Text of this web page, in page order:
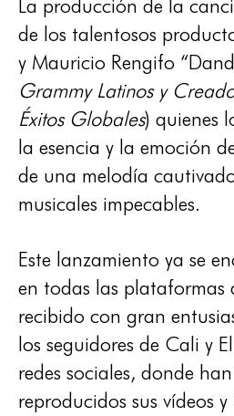
La producción de la
de los talentosos
y Mauricio Rengifo
Grammy Latinos y
Éxitos Globales) quienes
la esencia y la emoción
de una melodía
musicales impecables.
Este lanzamiento ya se
en todas las plataformas
recibido con gran
los seguidores de Cali y
redes sociales, donde
reproducidos sus vídeos